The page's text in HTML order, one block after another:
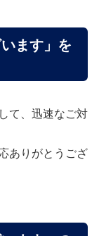
ます」を
て、迅速なご対
ありがとうござ